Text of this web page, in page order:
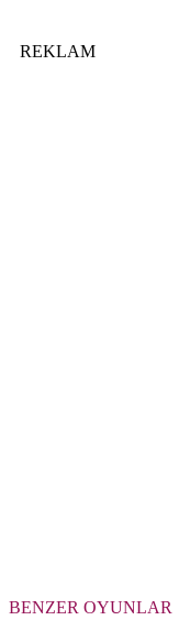
REKLAM
BENZER OYUNLAR